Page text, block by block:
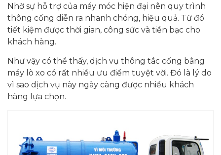
Nhờ sự hỗ trợ của máy móc hiện đại nên quy trình
thông cống diễn ra nhanh chóng, hiệu quả. Từ đó
tiết kiệm được thời gian, công sức và tiền bạc cho
khách hàng.
Như vậy có thể thấy, dịch vụ thông tắc cống bằng
máy lò xo có rất nhiều ưu điểm tuyệt vời. Đó là lý do
vì sao dịch vụ này ngày càng được nhiều khách
hàng lựa chọn.